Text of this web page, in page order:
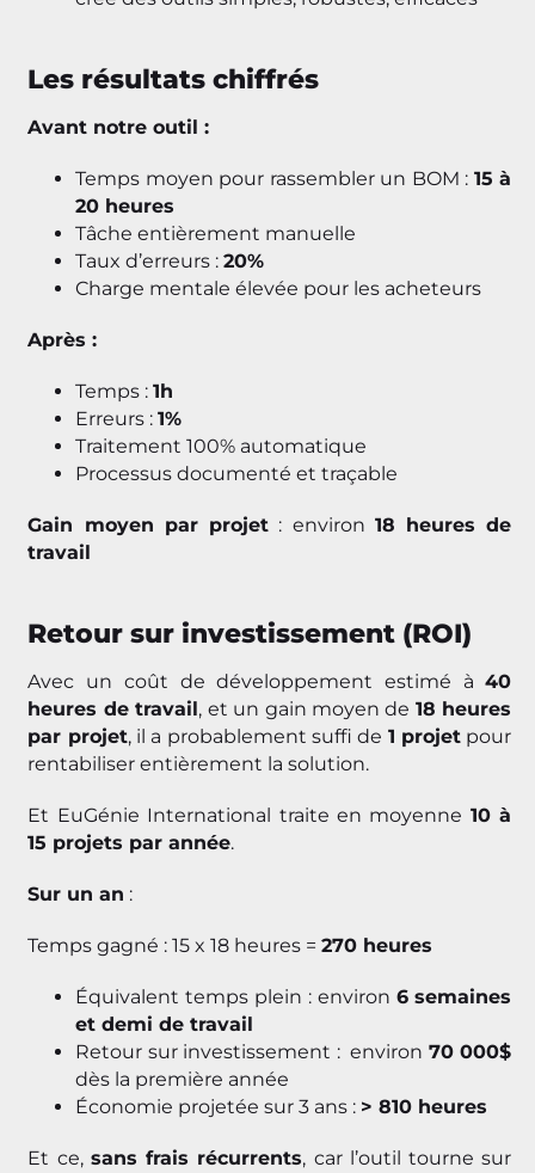
Les résultats chiffrés
Avant notre outil :
Temps moyen pour rassembler un BOM : 15 à
20 heures
Tâche entièrement manuelle
Taux d’erreurs :20%
Charge mentale élevée pour les acheteurs
Après :
Temps :1h
Erreurs :1%
Traitement 100% automatique
Processus documenté et traçable
Gain moyen par projet : environ 18 heures de
travail
Retour sur investissement (ROI)
Avec un coût de développement estimé à40
heures de travail, et un gain moyen de 18 heures
par projet, il a probablement suffi de 1 projet pour
rentabiliser entièrement la solution.
Et EuGénie International traite en moyenne 10 à
15 projets par année.
Sur un an :
Temps gagné : 15 x 18 heures =270 heures
Équivalent temps plein : environ 6 semaines
et demi de travail
Retour sur investissement : environ 70 000$
dès la première année
Économie projetée sur 3 ans : > 810 heures
Et ce, sans frais récurrents, car l’outil tourne sur